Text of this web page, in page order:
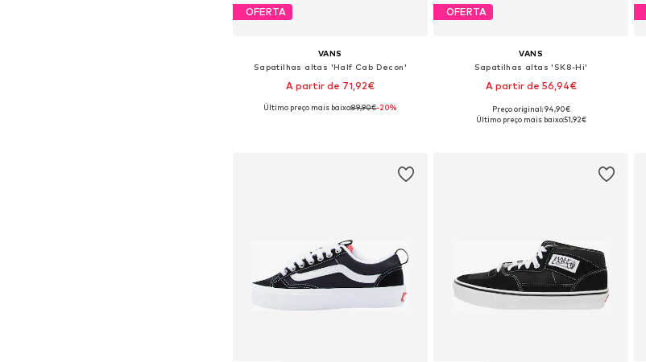
OFERTA
VANS
Sapatilhas altas 'Half Cab Decon'
A partir de 71,92€
Disponível em vários tamanhos
Último preço mais baixo:89,90€-20%
OFERTA
VANS
Sapatilhas altas 'SK8-Hi'
A partir de 56,94€
+ 1
Disponível em vários tamanhos
Preço original: 94,90€
Último preço mais baixo:51,92€